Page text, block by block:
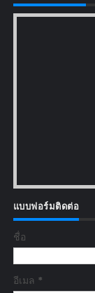
แบบฟอร์มติดต่อ
ชื่อ
อีเมล *